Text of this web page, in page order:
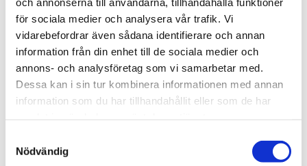
för sociala medier och analysera vår trafik. Vi
vidarebefordrar även sådana identifierare och annan
information från din enhet till de sociala medier och
annons- och analysföretag som vi samarbetar med.
Dessa kan i sin tur kombinera informationen med annan
information som du har tillhandahållit eller som de har
Nödvändig
Regeringen
Kritiserade Israel – har
blivit utsedd till Sveriges
ambassadör i Libanon